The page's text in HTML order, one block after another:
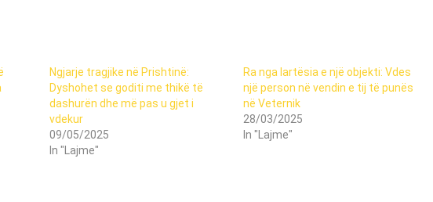
Ngjarje tragjike në Prishtinë:
Dyshohet se goditi me thikë të
dashurën dhe më pas u gjet i
vdekur
09/05/2025
In "Lajme"
Ra nga lartësia e një objekti: Vdes
një person në vendin e tij të punës
në Veternik
28/03/2025
In "Lajme"